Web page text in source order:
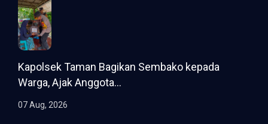
Kapolsek Taman Bagikan Sembako kepada
Warga, Ajak Anggota...
07 Aug, 2026